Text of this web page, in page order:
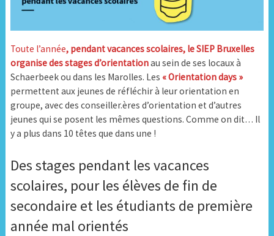
Toute l’année, pendant vacances scolaires, le SIEP Bruxelles
organise des stages d’orientationau sein de ses locaux à
Schaerbeek ou dans les Marolles. Les « Orientation days »
permettent aux jeunes de réfléchir à leur orientation en
groupe, avec des conseiller.ères d’orientation et d’autres
jeunes qui se posent les mêmes questions. Comme on dit… Il
y a plus dans 10 têtes que dans une !
Des stages pendant les vacances
scolaires, pour les élèves de fin de
secondaire et les étudiants de première
année mal orientés